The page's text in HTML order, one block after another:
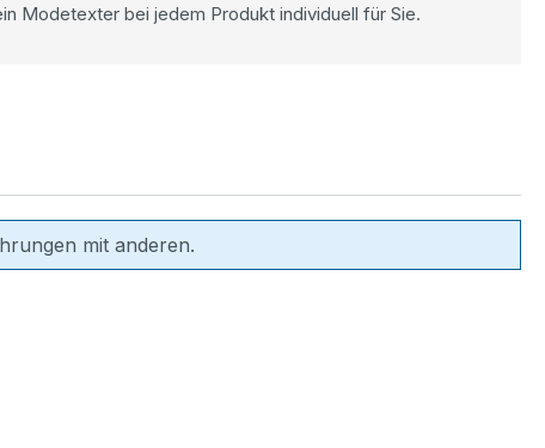
Modetexter bei jedem Produkt individuell für Sie.
mit anderen.